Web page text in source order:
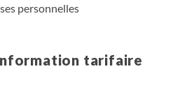
personnelles
tarifaire